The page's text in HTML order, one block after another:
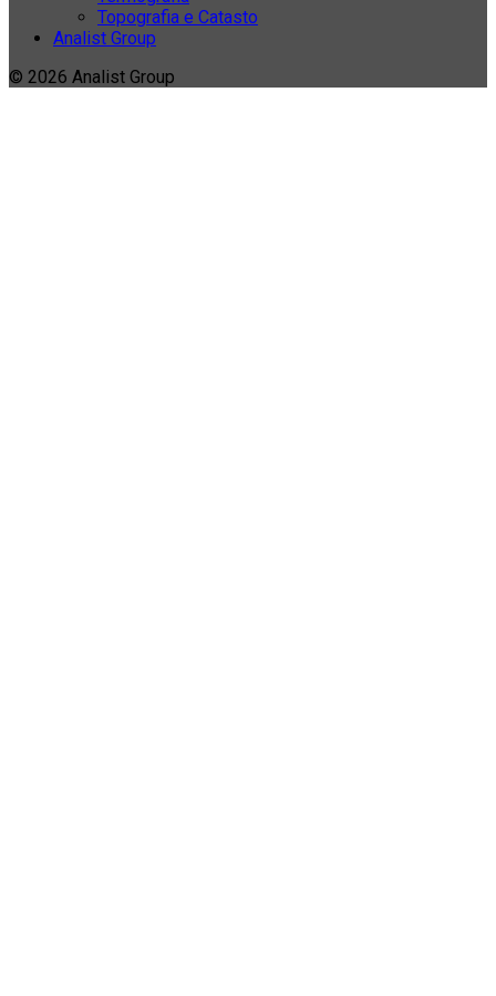
Topografia e Catasto
Analist Group
© 2026 Analist Group